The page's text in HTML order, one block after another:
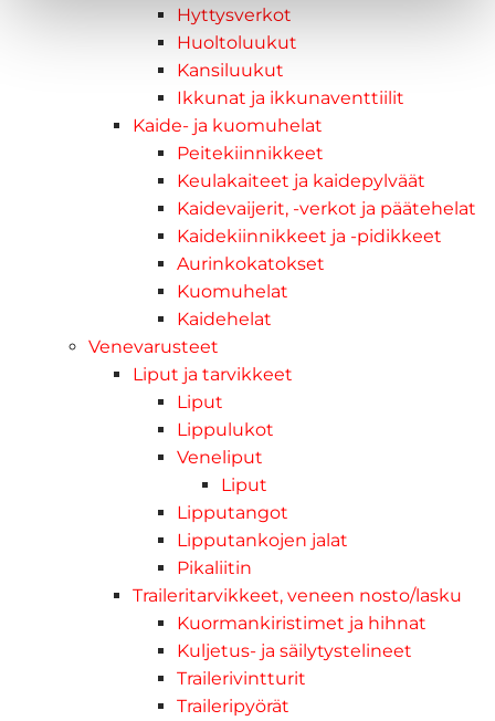
Hyttysverkot
Huoltoluukut
Kansiluukut
Ikkunat ja ikkunaventtiilit
Kaide- ja kuomuhelat
Peitekiinnikkeet
Keulakaiteet ja kaidepylväät
Kaidevaijerit, -verkot ja päätehelat
Kaidekiinnikkeet ja -pidikkeet
Aurinkokatokset
Kuomuhelat
Kaidehelat
Venevarusteet
Liput ja tarvikkeet
Liput
Lippulukot
Veneliput
Liput
Lipputangot
Lipputankojen jalat
Pikaliitin
Traileritarvikkeet, veneen nosto/lasku
Kuormankiristimet ja hihnat
Kuljetus- ja säilytystelineet
Trailerivintturit
Traileripyörät